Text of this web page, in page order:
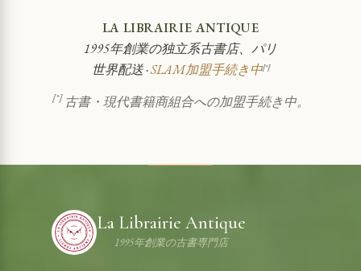
LA LIBRAIRIE ANTIQUE
1995年創業の独立系古書店、パリ
世界配送 ·SLAM加盟手続き中[*]
[*]古書・現代書籍商組合への加盟手続き中。
La Librairie Antique
1995年創業の古書専門店